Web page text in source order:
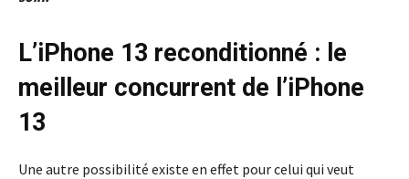
L’iPhone 13 reconditionné : le
meilleur concurrent de l’iPhone
13
Une autre possibilité existe en effet pour celui qui veut